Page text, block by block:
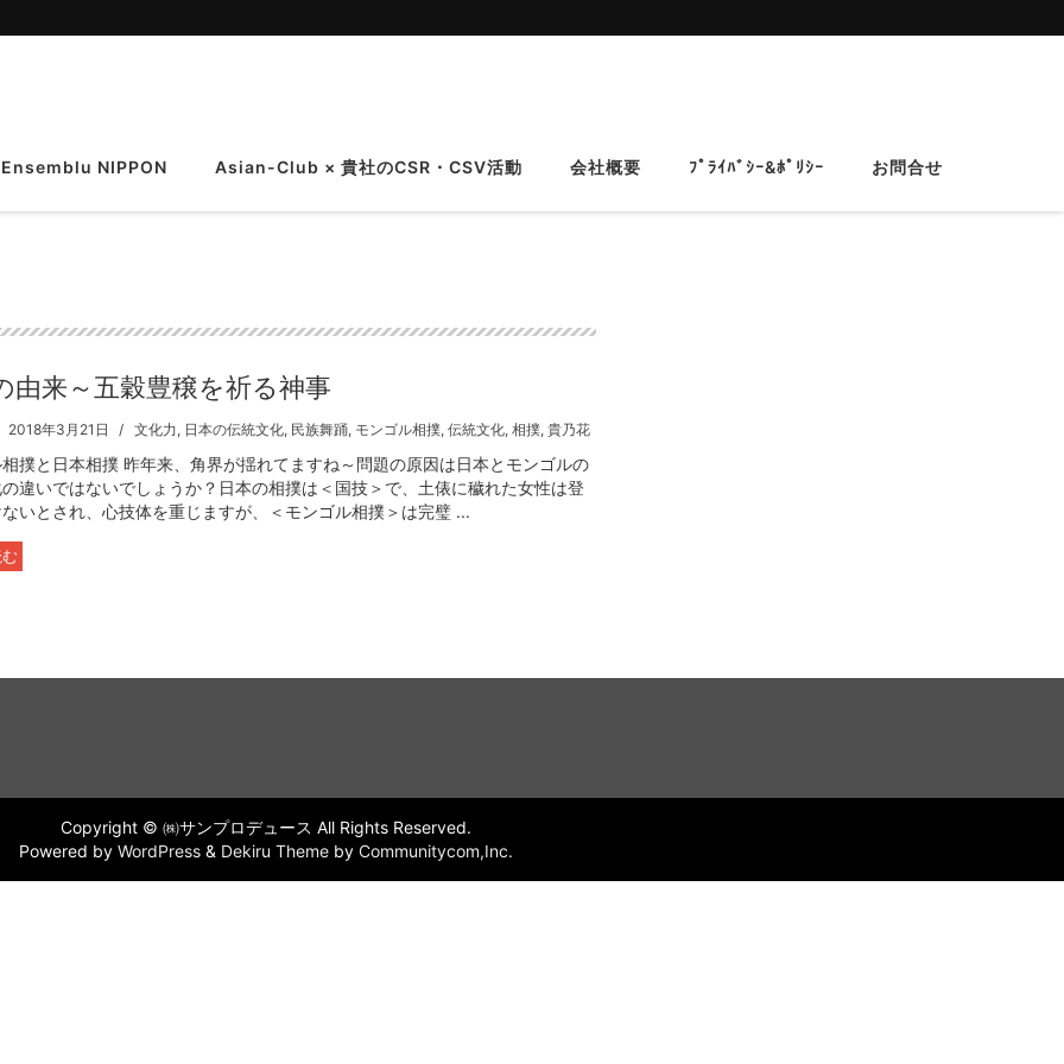
NIPPON Asian-Club × 貴社のCSR・CSV活動 会社概要 ﾌﾟﾗｲﾊﾞｼｰ&ﾎﾟﾘｼｰ お問合せ
由来～五穀豊穣を祈る神事
2018年3月21日 文化力, 日本の伝統文化, 民族舞踊, モンゴル相撲,伝統文化,相撲,貴乃花
撲と日本相撲 昨年来、角界が揺れてますね～問題の原因は日本とモンゴルの
違いではないでしょうか？日本の相撲は＜国技＞で、土俵に穢れた女性は登
いとされ、心技体を重じますが、＜モンゴル相撲＞は完璧 ...
Copyright © ㈱サンプロデュース All Rights Reserved.
Powered by WordPress & Dekiru Theme by Communitycom,Inc.